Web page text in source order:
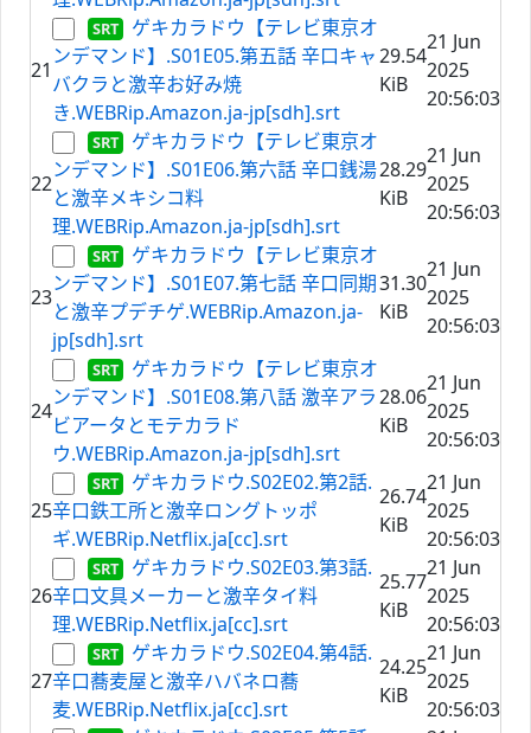
21
ゲキカラドウ【テレビ東京オ
ンデマンド】.S01E05.第五話 辛口キャ
バクラと激辛お好み焼
き.WEBRip.Amazon.ja-jp[sdh].srt
29.54
KiB
21 Jun
2025
20:56:03
22
ゲキカラドウ【テレビ東京オ
ンデマンド】.S01E06.第六話 辛口銭湯
と激辛メキシコ料
理.WEBRip.Amazon.ja-jp[sdh].srt
28.29
KiB
21 Jun
2025
20:56:03
23
ゲキカラドウ【テレビ東京オ
ンデマンド】.S01E07.第七話 辛口同期
と激辛プデチゲ.WEBRip.Amazon.ja-
jp[sdh].srt
31.30
KiB
21 Jun
2025
20:56:03
24
ゲキカラドウ【テレビ東京オ
ンデマンド】.S01E08.第八話 激辛アラ
ビアータとモテカラド
ウ.WEBRip.Amazon.ja-jp[sdh].srt
28.06
KiB
21 Jun
2025
20:56:03
25
ゲキカラドウ.S02E02.第2話.
辛口鉄工所と激辛ロングトッポ
ギ.WEBRip.Netflix.ja[cc].srt
26.74
KiB
21 Jun
2025
20:56:03
26
ゲキカラドウ.S02E03.第3話.
辛口文具メーカーと激辛タイ料
理.WEBRip.Netflix.ja[cc].srt
25.77
KiB
21 Jun
2025
20:56:03
27
ゲキカラドウ.S02E04.第4話.
辛口蕎麦屋と激辛ハバネロ蕎
麦.WEBRip.Netflix.ja[cc].srt
24.25
KiB
21 Jun
2025
20:56:03